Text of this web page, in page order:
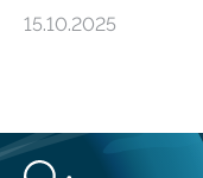
bekannte
komplexe
15.10.2025